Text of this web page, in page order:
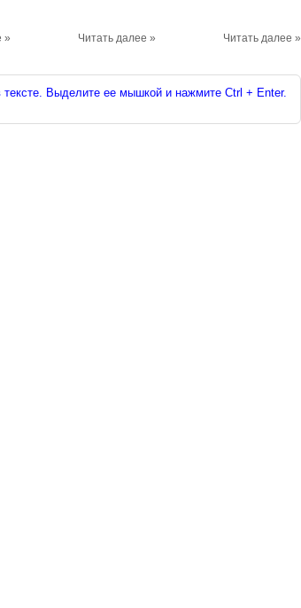
» Читать далее » Читать далее »
тексте. Выделите ее мышкой и нажмите Ctrl + Enter.